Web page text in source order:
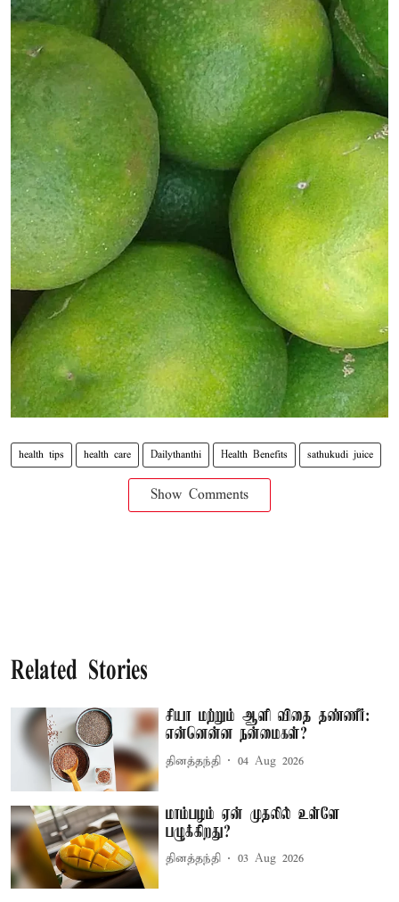
health tips health care Dailythanthi Health Benefits sathukudi juice
Show Comments
Related Stories
சியா மற்றும் ஆளி விதை தண்ணீர்:
என்னென்ன நன்மைகள்?
தினத்தந்தி 04 Aug 2026
மாம்பழம் ஏன் முதலில் உள்ளே
பழுக்கிறது?
தினத்தந்தி 03 Aug 2026